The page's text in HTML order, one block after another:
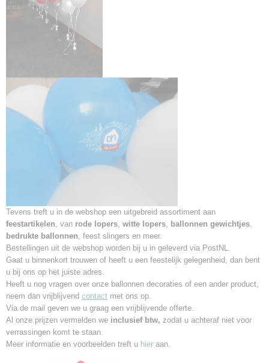
Tevens treft u in de webshop een uitgebreid assortiment aan
feestartikelen, van rode lopers, witte lopers, ballonnen gewichtjes,
bedrukte ballonnen, feest slingers en meer.
Bestellingen uit de webshop worden bij u in geleverd via PostNL.
Gaat u binnenkort trouwen of heeft u een feestelijk gelegenheid, dan bent
u bij ons op het juiste adres.
Heeft u nog vragen over onze ballonnen decoraties of een ander product,
neem dan vrijblijvend contact met ons op.
Via de mail geven we u graag een vrijblijvende offerte.
Al onze prijzen vermelden we inclusief btw, zodat u achteraf niet voor
verrassingen komt te staan.
Meer informatie en voorbeelden treft u hier aan.